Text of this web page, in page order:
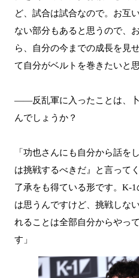
ど、試合は試合なので。お互
ない部分もあると思うので、
ら、自分の今までの成長を見
て自分がベルトを巻きたいと
――反乱軍に入ったことは、
んでしょうか？
「功也さんにも自分から話を
は挑戦するべきだ』と言って
了承をも得ている形です。K-
は思うんですけど、挑戦しな
れることは全部自分からやっ
す」